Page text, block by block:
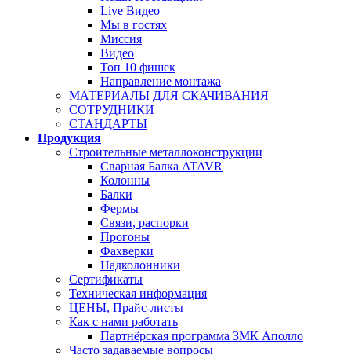
Live Видео
Мы в гостях
Миссия
Видео
Топ 10 фишек
Направление монтажа
МАТЕРИАЛЫ ДЛЯ СКАЧИВАНИЯ
СОТРУДНИКИ
СТАНДАРТЫ
Продукция
Строительные металлоконструкции
Сварная Балка ATAVR
Колонны
Балки
Фермы
Связи, распорки
Прогоны
Фахверки
Надколонники
Сертификаты
Техническая информация
ЦЕНЫ, Прайс-листы
Как с нами работать
Партнёрская программа ЗМК Аполло
Часто задаваемые вопросы